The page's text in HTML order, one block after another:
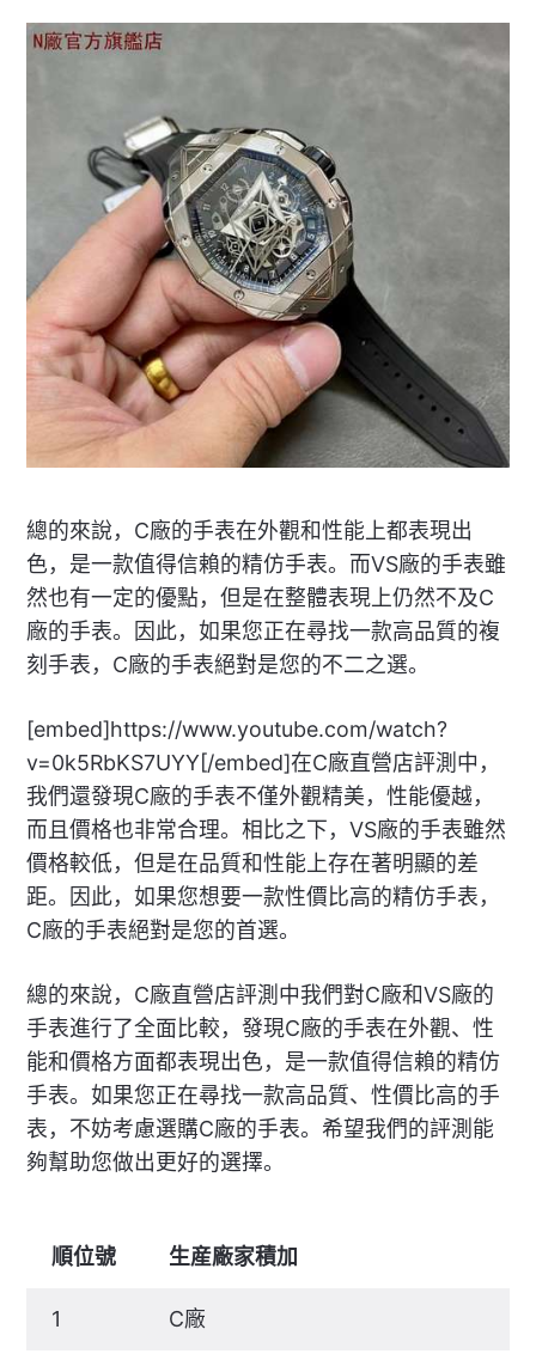
總的來說，C廠的手表在外觀和性能上都表現出
色，是一款值得信賴的精仿手表。而VS廠的手表雖
然也有一定的優點，但是在整體表現上仍然不及C
廠的手表。因此，如果您正在尋找一款高品質的複
刻手表，C廠的手表絕對是您的不二之選。
[embed]https://www.youtube.com/watch?
v=0k5RbKS7UYY[/embed]在C廠直營店評測中，
我們還發現C廠的手表不僅外觀精美，性能優越，
而且價格也非常合理。相比之下，VS廠的手表雖然
價格較低，但是在品質和性能上存在著明顯的差
距。因此，如果您想要一款性價比高的精仿手表，
C廠的手表絕對是您的首選。
總的來說，C廠直營店評測中我們對C廠和VS廠的
手表進行了全面比較，發現C廠的手表在外觀、性
能和價格方面都表現出色，是一款值得信賴的精仿
手表。如果您正在尋找一款高品質、性價比高的手
表，不妨考慮選購C廠的手表。希望我們的評測能
夠幫助您做出更好的選擇。
順位號 生産廠家積加
1 C廠